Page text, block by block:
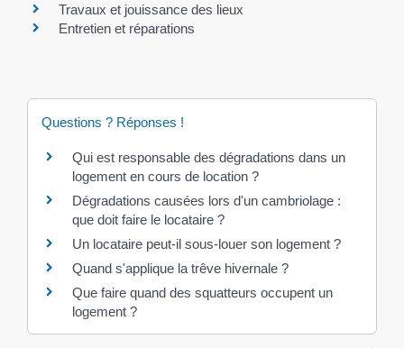
Travaux et jouissance des lieux
Entretien et réparations
Questions ? Réponses !
Qui est responsable des dégradations dans un
logement en cours de location ?
Dégradations causées lors d'un cambriolage :
que doit faire le locataire ?
Un locataire peut-il sous-louer son logement ?
Quand s'applique la trêve hivernale ?
Que faire quand des squatteurs occupent un
logement ?